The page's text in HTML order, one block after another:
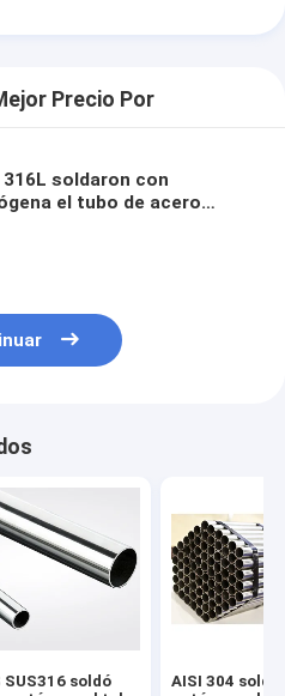
Precio Por
316L soldaron con
el tubo de acero
SUS316 soldó
AISI 304 soldó